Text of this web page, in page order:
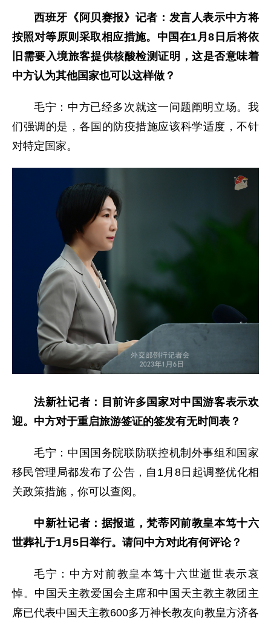
西班牙《阿贝赛报》记者：发言人表示中方将
按照对等原则采取相应措施。中国在1月8日后将依
旧需要入境旅客提供核酸检测证明，这是否意味着
中方认为其他国家也可以这样做？
毛宁：中方已经多次就这一问题阐明立场。我
们强调的是，各国的防疫措施应该科学适度，不针
对特定国家。
法新社记者：目前许多国家对中国游客表示欢
迎。中方对于重启旅游签证的签发有无时间表？
毛宁：中国国务院联防联控机制外事组和国家
移民管理局都发布了公告，自1月8日起调整优化相
关政策措施，你可以查阅。
中新社记者：据报道，梵蒂冈前教皇本笃十六
世葬礼于1月5日举行。请问中方对此有何评论？
毛宁：中方对前教皇本笃十六世逝世表示哀
悼。中国天主教爱国会主席和中国天主教主教团主
席已代表中国天主教600多万神长教友向教皇方济各